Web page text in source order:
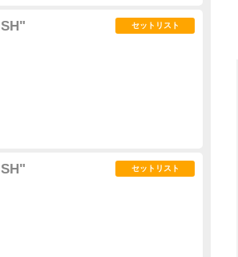
セットリスト
セットリスト